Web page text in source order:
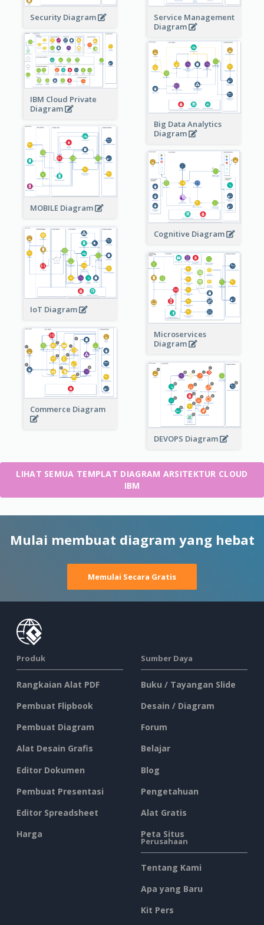
Security Diagram
Service Management
Diagram
IBM Cloud Private
Diagram
Big Data Analytics
Diagram
MOBILE Diagram
Cognitive Diagram
IoT Diagram
Microservices
Diagram
Commerce Diagram
DEVOPS Diagram
LIHAT SEMUA TEMPLAT DIAGRAM ARSITEKTUR CLOUD
IBM
Mulai membuat diagram yang hebat
Memulai Secara Gratis
Produk
Rangkaian Alat PDF
Pembuat Flipbook
Pembuat Diagram
Alat Desain Grafis
Editor Dokumen
Pembuat Presentasi
Editor Spreadsheet
Harga
Sumber Daya
Buku / Tayangan Slide
Desain / Diagram
Forum
Belajar
Blog
Pengetahuan
Alat Gratis
Peta Situs
Perusahaan
Tentang Kami
Apa yang Baru
Kit Pers